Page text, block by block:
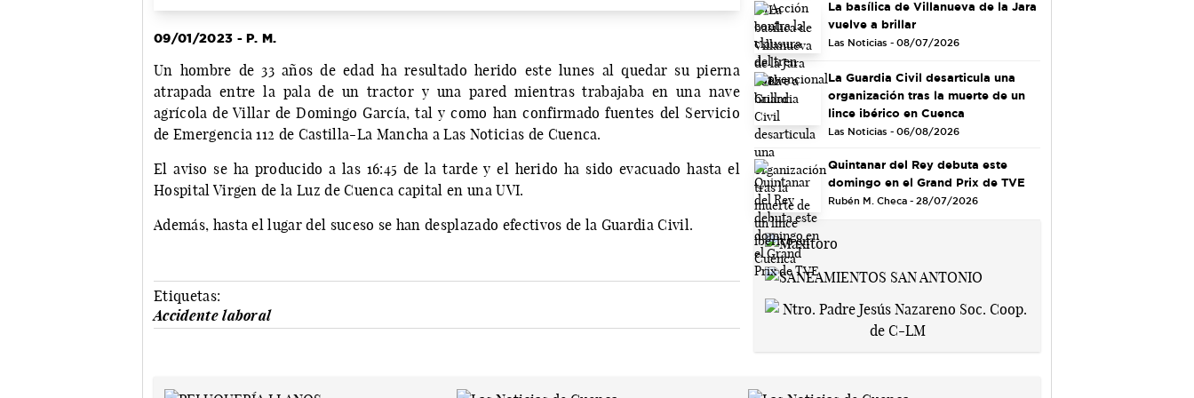
09/01/2023 - P. M.
Un hombre de 33 años de edad ha resultado herido este lunes al quedar su pierna
atrapada entre la pala de un tractor y una pared mientras trabajaba en una nave
agrícola de Villar de Domingo García, tal y como han confirmado fuentes del Servicio
de Emergencia 112 de Castilla-La Mancha a Las Noticias de Cuenca.
El aviso se ha producido a las 16:45 de la tarde y el herido ha sido evacuado hasta el
Hospital Virgen de la Luz de Cuenca capital en una UVI.
Además, hasta el lugar del suceso se han desplazado efectivos de la Guardia Civil.
Etiquetas:
Accidente laboral
La basílica de Villanueva de la Jara
vuelve a brillar
Las Noticias - 08/07/2026
La Guardia Civil desarticula una
organización tras la muerte de un
lince ibérico en Cuenca
Las Noticias - 06/08/2026
Quintanar del Rey debuta este
domingo en el Grand Prix de TVE
Rubén M. Checa - 28/07/2026